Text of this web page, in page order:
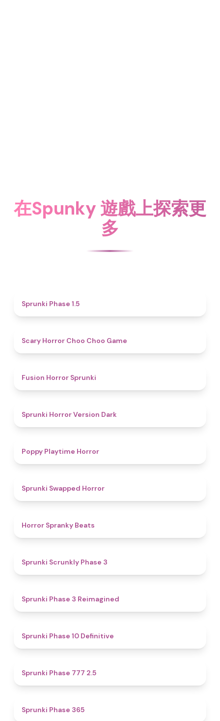
在Spunky 遊戲上探索更
多
Sprunki Phase 1.5
Scary Horror Choo Choo Game
Fusion Horror Sprunki
Sprunki Horror Version Dark
Poppy Playtime Horror
Sprunki Swapped Horror
Horror Spranky Beats
Sprunki Scrunkly Phase 3
Sprunki Phase 3 Reimagined
Sprunki Phase 10 Definitive
Sprunki Phase 777 2.5
Sprunki Phase 365